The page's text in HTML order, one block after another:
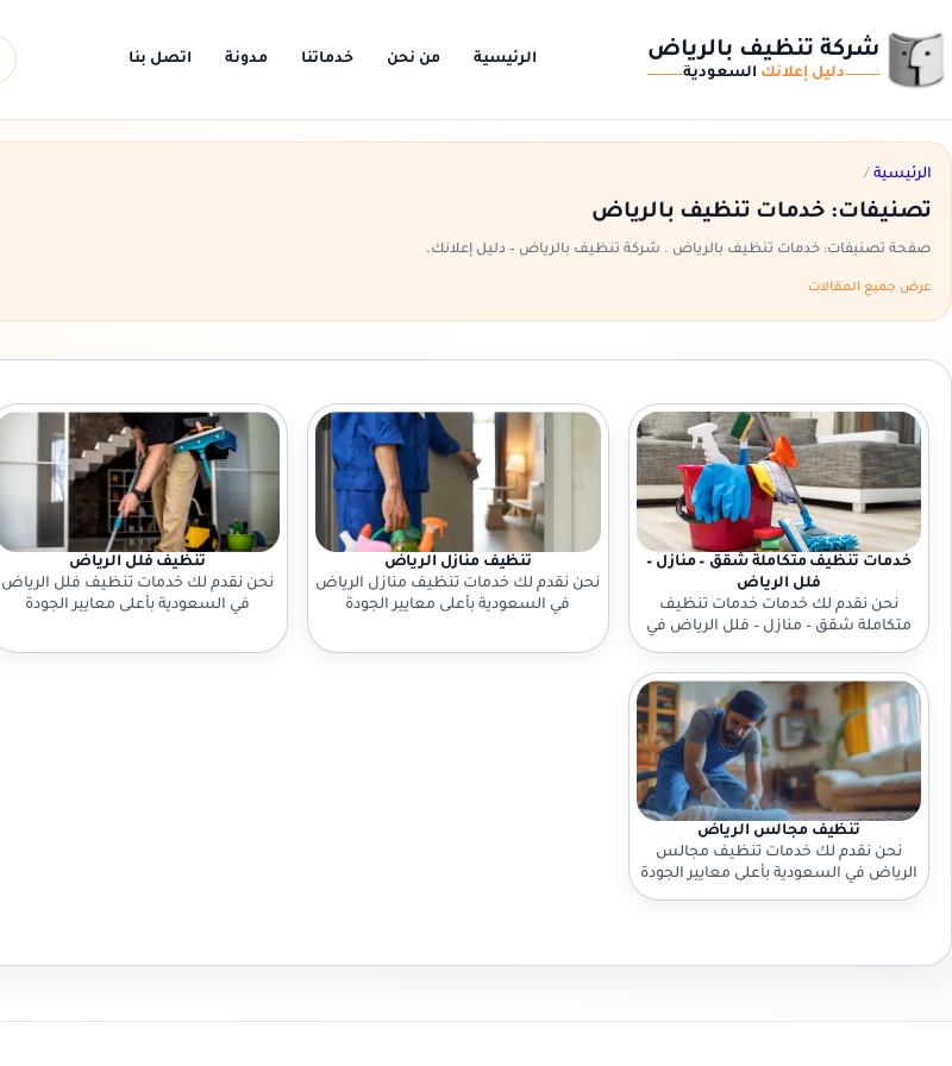
شركة تنظيف بالرياض
دليل إعلانك السعودية
الرئيسية من نحن خدماتنا مدونة اتصل بنا
الرئيسية /
تصنيفات: خدمات تنظيف بالرياض
صفحة تصنيفات: خدمات تنظيف بالرياض . شركة تنظيف بالرياض – دليل إعلانك.
عرض جميع المقالات
خدمات تنظيف متكاملة شقق – منازل –
فلل الرياض
نحن نقدم لك خدمات خدمات تنظيف
متكاملة شقق – منازل – فلل الرياض في
السعودية بأعلى معايير الجودة والاحترافية.
تواصل معنا الآن!
تنظيف منازل الرياض
نحن نقدم لك خدمات تنظيف منازل الرياض
في السعودية بأعلى معايير الجودة
تنظيف فلل الرياض
نحن نقدم لك خدمات تنظيف فلل الرياض
في السعودية بأعلى معايير الجودة
تنظيف مجالس الرياض
نحن نقدم لك خدمات تنظيف مجالس
الرياض في السعودية بأعلى معايير الجودة
والاحترافية. تواصل معنا الآن!